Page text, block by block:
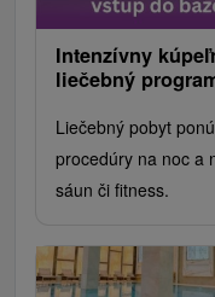
Intenzívny
liečebný
Liečebný pobyt
procedúry na noc a
sáun či fitness.